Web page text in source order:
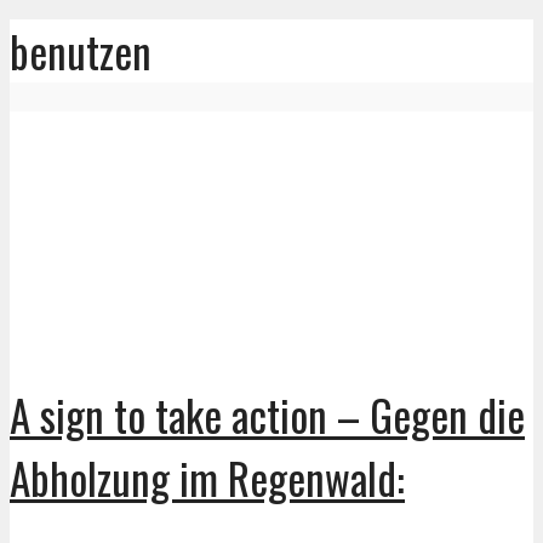
benutzen
A sign to take action – Gegen die
Abholzung im Regenwald: